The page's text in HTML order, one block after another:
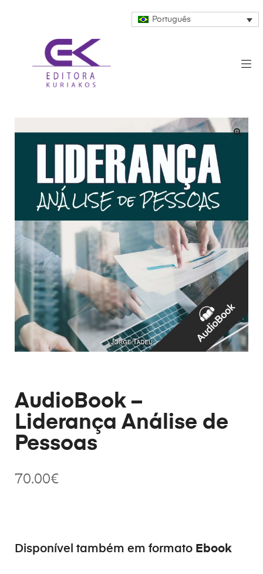
Português
AudioBook –
Liderança Análise de
Pessoas
70.00€
Disponível também em formato Ebook